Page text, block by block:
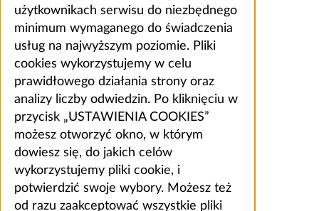
użytkownikach serwisu do niezbędnego
minimum wymaganego do świadczenia
usług na najwyższym poziomie. Pliki
cookies wykorzystujemy w celu
prawidłowego działania strony oraz
analizy liczby odwiedzin. Po kliknięciu w
przycisk „USTAWIENIA COOKIES”
możesz otworzyć okno, w którym
dowiesz się, do jakich celów
wykorzystujemy pliki cookie, i
potwierdzić swoje wybory. Możesz też
od razu zaakceptować wszystkie pliki